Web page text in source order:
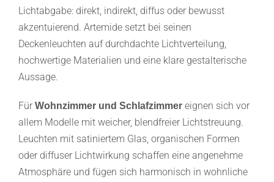
Lichtabgabe: direkt, indirekt, diffus oder bewusst
akzentuierend. Artemide setzt bei seinen
Deckenleuchten auf durchdachte Lichtverteilung,
hochwertige Materialien und eine klare gestalterische
Aussage.
Für Wohnzimmer und Schlafzimmereignen sich vor
allem Modelle mit weicher, blendfreier Lichtstreuung.
Leuchten mit satiniertem Glas, organischen Formen
oder diffuser Lichtwirkung schaffen eine angenehme
Atmosphäre und fügen sich harmonisch in wohnliche